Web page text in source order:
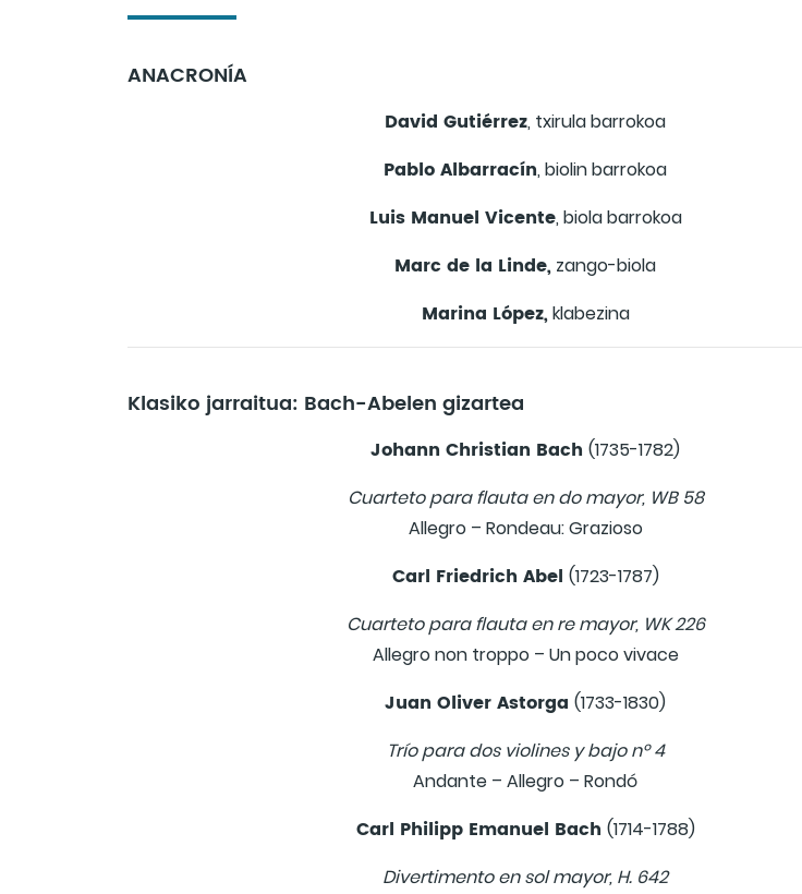
ANACRONÍA
David Gutiérrez, txirula barrokoa
Pablo Albarracín, biolin barrokoa
Luis Manuel Vicente, biola barrokoa
Marc de la Linde, zango-biola
Marina López,klabezina
Klasiko jarraitua: Bach-Abelen gizartea
Johann Christian Bach (1735-1782)
Cuarteto para flauta en do mayor, WB 58
Allegro – Rondeau: Grazioso
Carl Friedrich Abel (1723-1787)
Cuarteto para flauta en re mayor, WK 226
Allegro non troppo – Un poco vivace
Juan Oliver Astorga (1733-1830)
Trío para dos violines y bajo nº 4
Andante – Allegro – Rondó
Carl Philipp Emanuel Bach (1714-1788)
Divertimento en sol mayor, H. 642